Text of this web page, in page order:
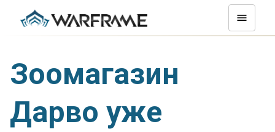
Зоомагазин
Дарво уже